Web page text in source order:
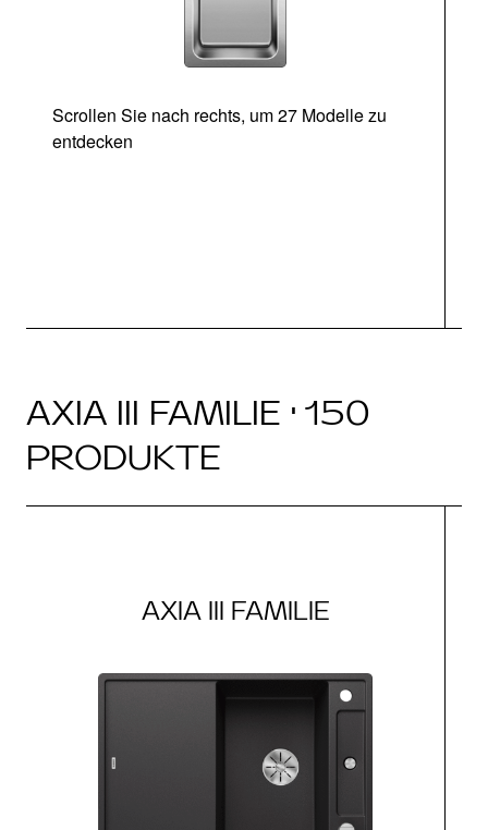
Scrollen Sie nach rechts, um 27 Modelle zu
entdecken
AXIA III FAMILIE · 150
PRODUKTE
AXIA III FAMILIE